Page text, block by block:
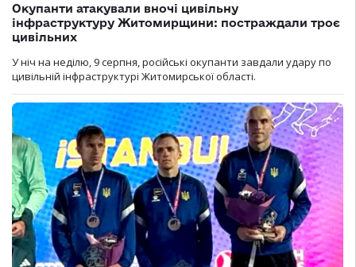
Окупанти атакували вночі цивільну
інфраструктуру Житомирщини: постраждали троє
цивільних
У ніч на неділю, 9 серпня, російські окупанти завдали удару по
цивільній інфраструктурі Житомирської області.